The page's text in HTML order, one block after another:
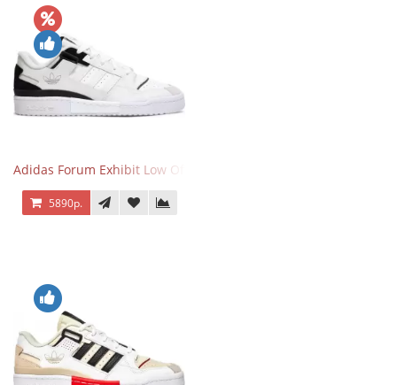
Adidas Forum Exhibit Low Off White Black
5890р.